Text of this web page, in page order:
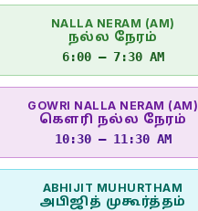
NALLA NERAM (AM)
நல்ல நேரம்
6:00 – 7:30 AM
GOWRI NALLA NERAM (AM)
கௌரி நல்ல நேரம்
10:30 – 11:30 AM
ABHIJIT MUHURTHAM
அபிஜித் முகூர்த்தம்